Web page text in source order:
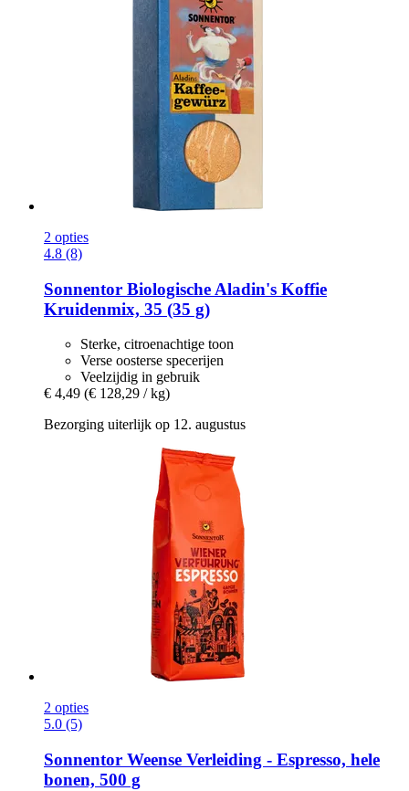
2 opties
4.8 (8)
Sonnentor Biologische Aladin's Koffie
Kruidenmix, 35 (35 g)
Sterke, citroenachtige toon
Verse oosterse specerijen
Veelzijdig in gebruik
€ 4,49 (€ 128,29 / kg)
Bezorging uiterlijk op 12. augustus
2 opties
5.0 (5)
Sonnentor Weense Verleiding -​ Espresso, hele
bonen, 500 g